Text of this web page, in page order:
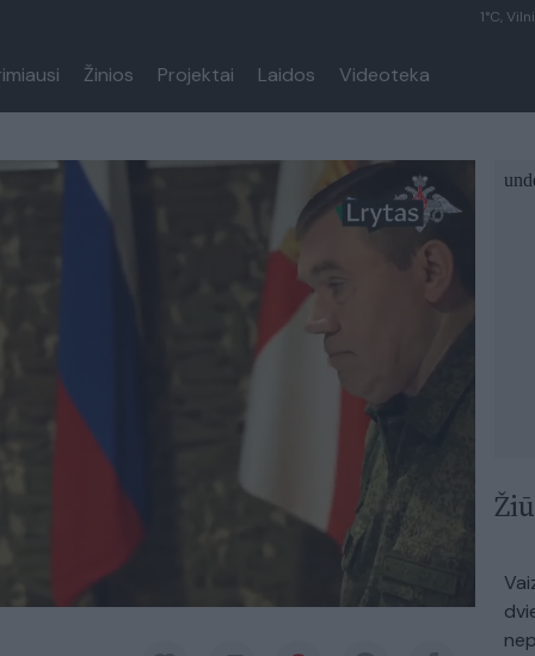
1°C,
Žinios Projektai Laidos Videoteka